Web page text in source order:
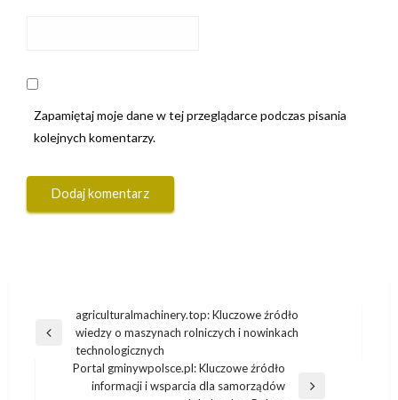
Zapamiętaj moje dane w tej przeglądarce podczas pisania
kolejnych komentarzy.
Nawigacja
wpisu
Poprzedni
agriculturalmachinery.top: Kluczowe źródło
wiedzy o maszynach rolniczych i nowinkach
technologicznych
Następny
Portal gminywpolsce.pl: Kluczowe źródło
informacji i wsparcia dla samorządów